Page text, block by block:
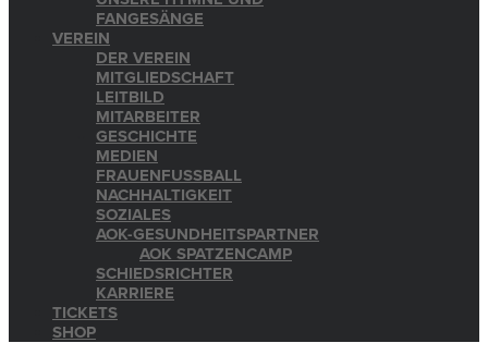
FANGESÄNGE
VEREIN
DER VEREIN
MITGLIEDSCHAFT
LEITBILD
MITARBEITER
GESCHICHTE
MEDIEN
FRAUENFUSSBALL
NACHHALTIGKEIT
SOZIALES
AOK-GESUNDHEITSPARTNER
AOK SPATZENCAMP
SCHIEDSRICHTER
KARRIERE
TICKETS
SHOP